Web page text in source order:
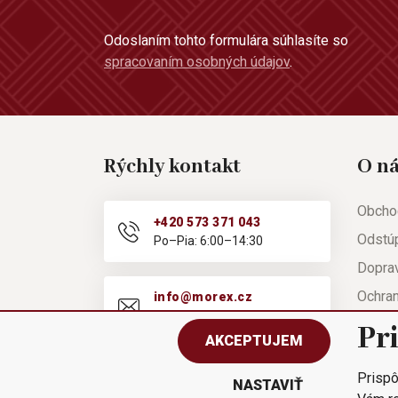
Odoslaním tohto formulára súhlasíte so
spracovaním osobných údajov.
Rýchly kontakt
+420 573 371 043
Po–Pia: 6:00–14:30
info@morex.cz
Po–Pia: 6:00–14:30
O
AKCEPTUJEM
NASTAVIŤ